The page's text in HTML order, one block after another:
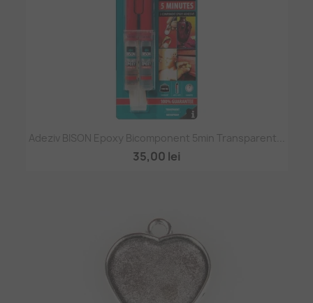
Adeziv BISON Epoxy Bicomponent 5min Transparent...
35,00 lei